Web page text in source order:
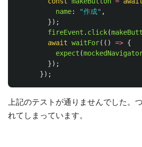
name: "作成" ,
});
fireEvent . click(
await waitFor(() => {
expect (
});
});
上記のテストが通りませんでした。
れてしまっています。